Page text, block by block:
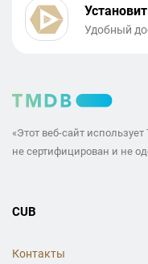
Удобный
«Этот веб-сайт
не сертифицирован и не
CUB
Контакты